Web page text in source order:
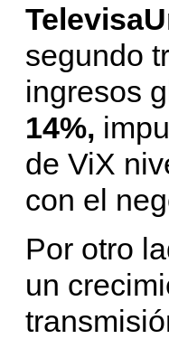
segundo
ingresos
14%,
de ViX
con el
Por otro
un